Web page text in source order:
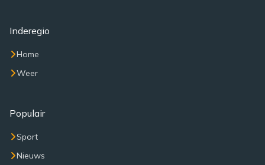
Inderegio
Home
Weer
Populair
Sport
Nieuws